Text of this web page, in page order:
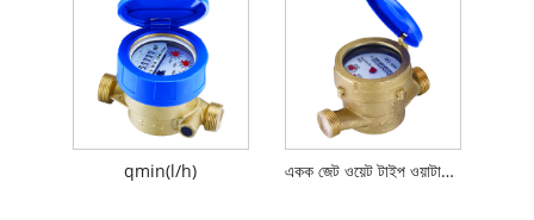
qmin(l/h) একক জেট ওয়েট টাইপ ওয়াটার মিটার